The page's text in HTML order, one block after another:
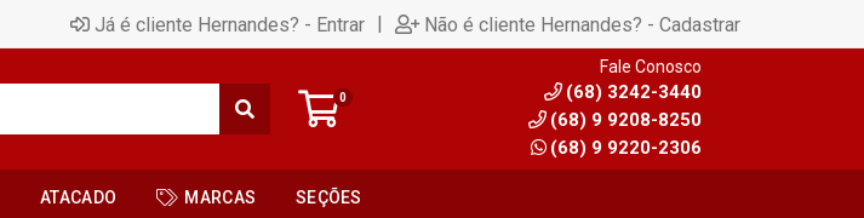
Já é cliente Hernandes? - Entrar | Não é cliente Hernandes? - Cadastrar
0
Fale Conosco
(68) 3242-3440
(68) 9 9208-8250
(68) 9 9220-2306
ATACADO MARCAS SEÇÕES